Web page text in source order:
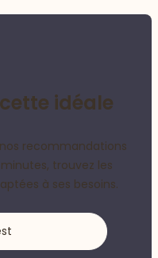
idéale
recommandations
trouvez les
à ses besoins.